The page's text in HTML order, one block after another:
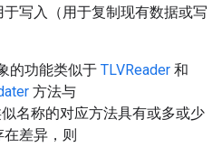
写入（用于复制现有数据或写
的功能类似于 TLVReader 和
方法与
名称的对应方法具有或多或少
差异，则